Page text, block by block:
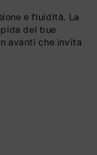
e fluidità. La
del bue
avanti che invita